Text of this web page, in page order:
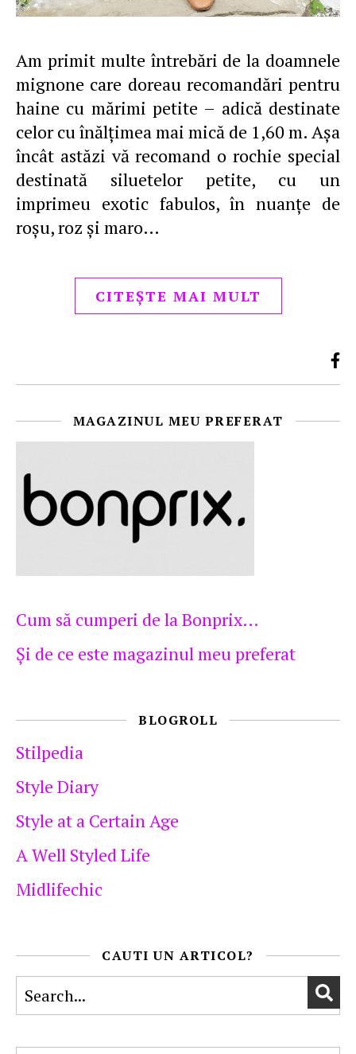
Am primit multe întrebări de la doamnele
mignone care doreau recomandări pentru
haine cu mărimi petite – adică destinate
celor cu înălţimea mai mică de 1,60 m. Aşa
încât astăzi vă recomand o rochie special
destinată siluetelor petite, cu un
imprimeu exotic fabulos, în nuanţe de
roşu, roz şi maro…
CITEȘTE MAI MULT
MAGAZINUL MEU PREFERAT
Cum să cumperi de la Bonprix…
Şi de ce este magazinul meu preferat
BLOGROLL
Stilpedia
Style Diary
Style at a Certain Age
A Well Styled Life
Midlifechic
CAUTI UN ARTICOL?